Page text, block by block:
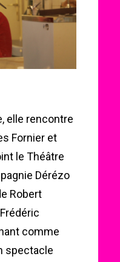
elle rencontre
Fornier et
le Théâtre
Dérézo
Robert
comme
spectacle